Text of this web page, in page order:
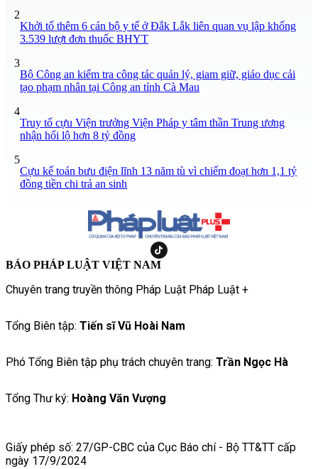
2
Khởi tố thêm 6 cán bộ y tế ở Đắk Lắk liên quan vụ lập khống
3.539 lượt đơn thuốc BHYT
3
Bộ Công an kiểm tra công tác quản lý, giam giữ, giáo dục cải
tạo phạm nhân tại Công an tỉnh Cà Mau
4
Truy tố cựu Viện trưởng Viện Pháp y tâm thần Trung ương
nhận hối lộ hơn 8 tỷ đồng
5
Cựu kế toán bưu điện lĩnh 13 năm tù vì chiếm đoạt hơn 1,1 tỷ
đồng tiền chi trả an sinh
BÁO PHÁP LUẬT VIỆT NAM
Chuyên trang truyền thông Pháp Luật Pháp Luật +
Tổng Biên tập: Tiến sĩ Vũ Hoài Nam
Phó Tổng Biên tập phụ trách chuyên trang: Trần Ngọc Hà
Tổng Thư ký: Hoàng Văn Vượng
Giấy phép số: 27/GP-CBC của Cục Báo chí - Bộ TT&TT cấp
ngày 17/9/2024